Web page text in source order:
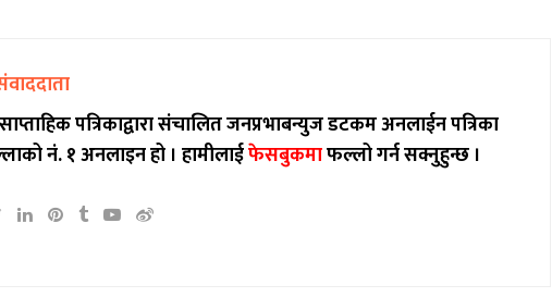
पत्रिकाद्वारा संचालित जनप्रभाबन्युज डटकम अनलाईन पत्रिका
नं. १ अनलाइन हो ।हामीलाईफेसबुकमाफल्लो गर्न सक्नुहुन्छ ।